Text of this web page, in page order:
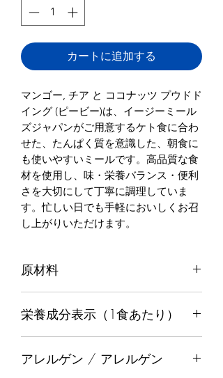
カートに追加する
マンゴー, チア と ココナッツ プウドド
イング (ピービー)は、イージーミール
ズジャパンがご用意するケト食に合わ
せた、たんぱく質を意識した、朝食に
も使いやすいミールです。高品質な食
材を使用し、味・栄養バランス・便利
さを大切にして丁寧に調理していま
す。忙しい日でも手軽においしくお召
し上がりいただけます。
原材料
チア 種子, マンゴー, ステビア, ココナ
栄養成分表示（1食あたり）
カロリー
アレルゲン / アレルゲン